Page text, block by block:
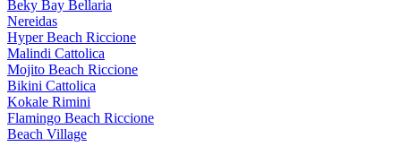
Beky Bay Bellaria
Nereidas
Hyper Beach Riccione
Malindi Cattolica
Mojito Beach Riccione
Bikini Cattolica
Kokale Rimini
Flamingo Beach Riccione
Beach Village